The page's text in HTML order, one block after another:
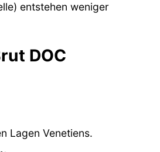
entstehen weniger
DOC
Lagen Venetiens.